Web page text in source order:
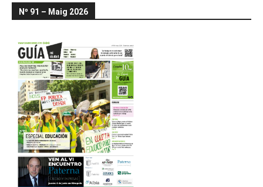
Nº 91 – Maig 2026